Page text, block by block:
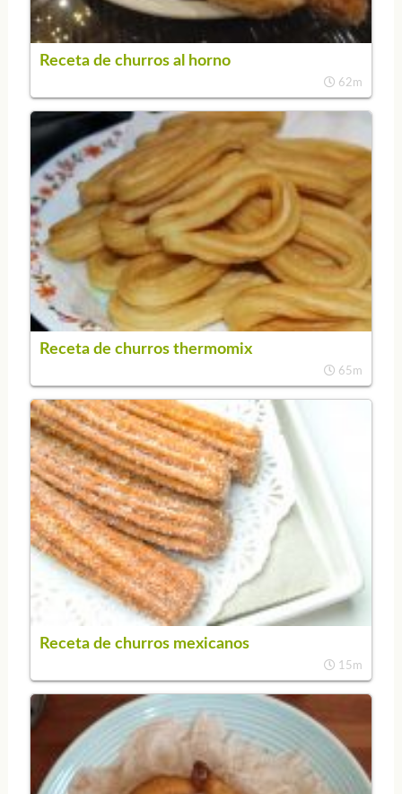
Receta de churros al horno
62m
Receta de churros thermomix
65m
Receta de churros mexicanos
15m